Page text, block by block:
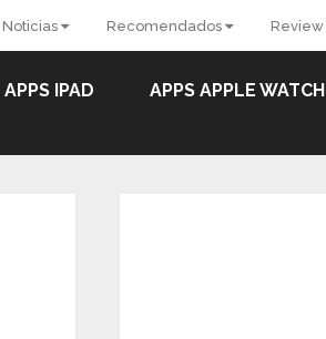
Noticias Recomendados Review
APPS IPAD APPS APPLE WATCH